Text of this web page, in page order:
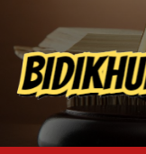
content